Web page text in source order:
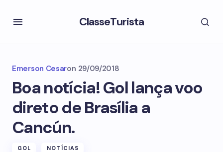
ClasseTurista
Emerson Cesaron 29/09/2018
Boa notícia! Gol lança voo
direto de Brasília a
Cancún.
GOL NOTÍCIAS